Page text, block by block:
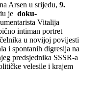
Arsen u srijedu, 9.
je doku-
Vitalija
intiman portret
u novijoj povijesti
i spontanih digresija na
predsjednika SSSR-a
velesile i krajem